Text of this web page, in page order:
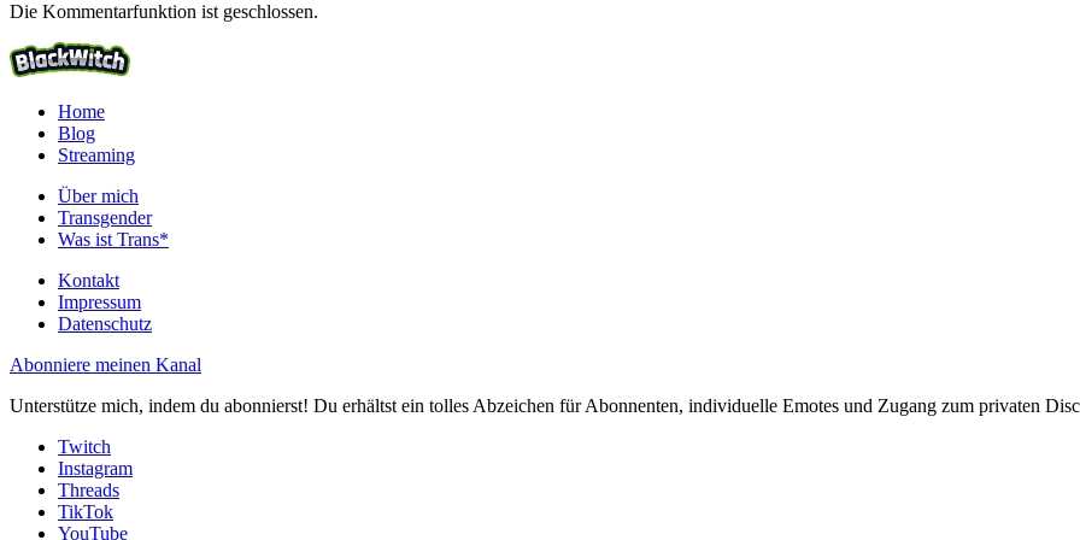
Die Kommentarfunktion ist geschlossen.
Home
Blog
Streaming
Über mich
Transgender
Was ist Trans*
Kontakt
Impressum
Datenschutz
Abonniere meinen Kanal
Unterstütze mich, indem du abonnierst! Du erhältst ein tolles Abzeichen für Abonnenten, individuelle Emotes und Zugang zum privaten
Twitch
Instagram
Threads
TikTok
YouTube